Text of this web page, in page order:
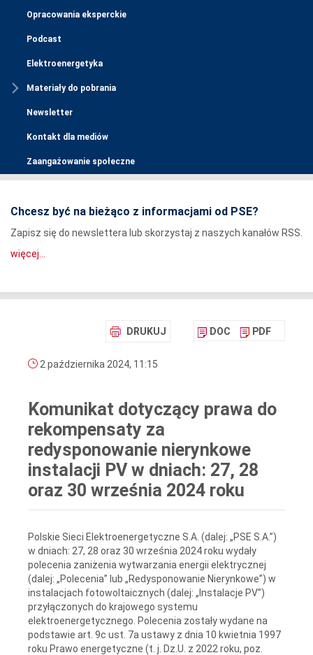
Opracowania eksperckie
Podcast
Elektroenergetyka
Materiały do pobrania
Newsletter
Kontakt dla mediów
Zaangażowanie społeczne
Chcesz być na bieżąco z informacjami od PSE?
Zapisz się do newslettera lub skorzystaj z naszych kanałów RSS.
więcej...
DRUKUJ DOC PDF
2 października 2024, 11:15
Komunikat dotyczący prawa do
rekompensaty za
redysponowanie nierynkowe
instalacji PV w dniach: 27, 28
oraz 30 września 2024 roku
Polskie Sieci Elektroenergetyczne S.A. (dalej: „PSE S.A.”)
w dniach: 27, 28 oraz 30 września 2024 roku wydały
polecenia zaniżenia wytwarzania energii elektrycznej
(dalej: „Polecenia” lub „Redysponowanie Nierynkowe”) w
instalacjach fotowoltaicznych (dalej: „Instalacje PV”)
przyłączonych do krajowego systemu
elektroenergetycznego. Polecenia zostały wydane na
podstawie art. 9c ust. 7a ustawy z dnia 10 kwietnia 1997
roku Prawo energetyczne (t. j. Dz.U. z 2022 roku, poz.